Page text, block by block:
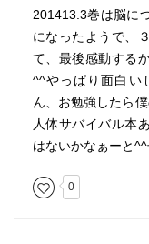
201413.3巻は脳に
になったようで、
て、最後感動する
^^やっぱり面白い
ん、お勉強したら
人体サバイバル本
はないかなぁーと
0